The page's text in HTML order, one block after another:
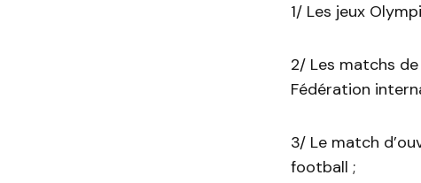
1/ Les jeux
2/ Les matchs
Fédération
3/ Le match
football ;